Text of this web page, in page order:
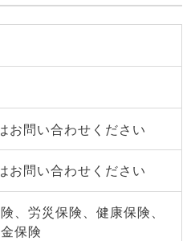
お問い合わせください
お問い合わせください
、労災保険、健康保険、
保険